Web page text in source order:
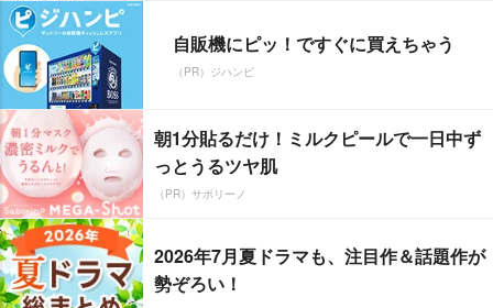
自販機にピッ！ですぐに買えちゃう
（PR）ジハンピ
朝1分貼るだけ！ミルクピールで一日中ず
っとうるツヤ肌
（PR）サボリーノ
2026年7月夏ドラマも、注目作＆話題作が
勢ぞろい！